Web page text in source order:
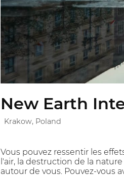
New Earth
Krakow, Poland
Vous pouvez ressentir les
l'air, la destruction de la
autour de vous. Pouvez-vous